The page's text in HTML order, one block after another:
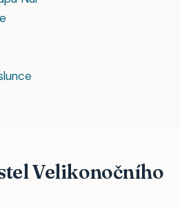
Velikonočního